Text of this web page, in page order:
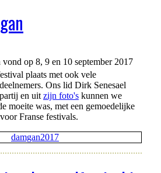
op 8, 9 en 10 september 2017
plaats met ook vele
Ons lid Dirk Senesael
en uit zijn foto's kunnen we
moeite was, met een gemoedelijke
Franse festivals.